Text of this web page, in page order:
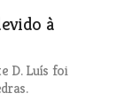
à
D. Luís foi